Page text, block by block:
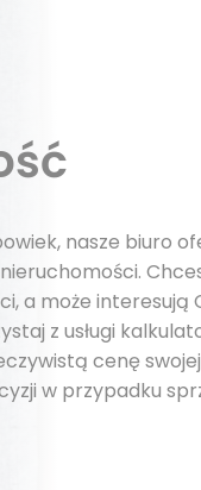
nasze biuro
a może interesują
z usługi
cenę swojej
w przypadku